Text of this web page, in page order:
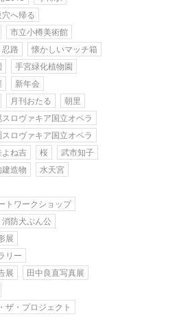
穴へ帰る
市立小樽美術館
忍路
懐かしいマッチ箱
手宮緑化植物園
新年会
月刊おたる
朝里
ロヴァキア国立オペラ
ロヴァキア国立オペラ
よね吉 桜
武市知子
造物
水天宮
トワークショップ
消防犬ぶん公
展
リー
展
田中良直写真展
ザ・プロジェクト